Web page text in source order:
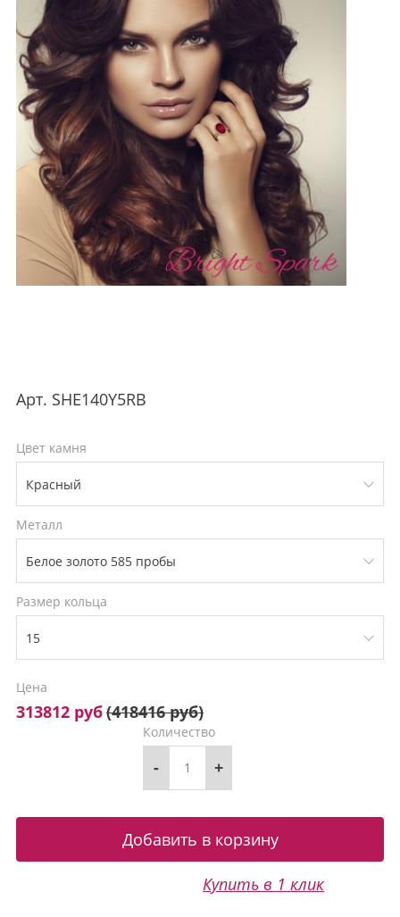
Арт. SHE140Y5RB
Цвет камня
Металл
Размер кольца
Цена
313812 руб(418416 руб)
Количество
- +
Купить в 1 клик